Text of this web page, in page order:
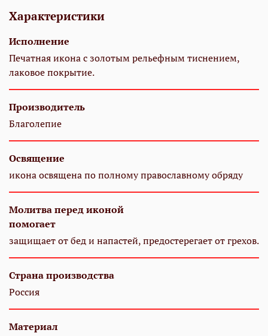
Характеристики
Исполнение
Печатная икона с золотым рельефным тиснением,
лаковое покрытие.
Производитель
Благолепие
Освящение
икона освящена по полному православному обряду
Молитва перед иконой
помогает
защищает от бед и напастей, предостерегает от грехов.
Страна производства
Россия
Материал